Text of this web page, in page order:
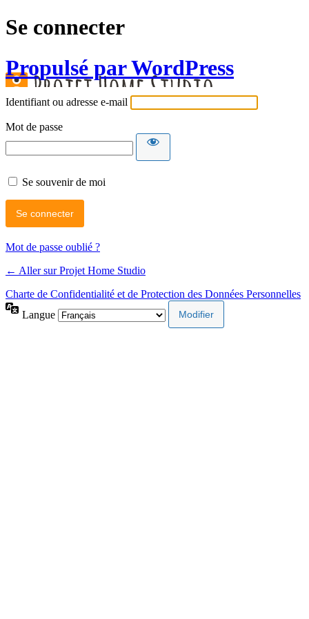
Se connecter
Propulsé par WordPress
Identifiant ou adresse e-mail
Mot de passe
Se souvenir de moi
Mot de passe oublié ?
← Aller sur Projet Home Studio
Charte de Confidentialité et de Protection des Données Personnelles
Langue